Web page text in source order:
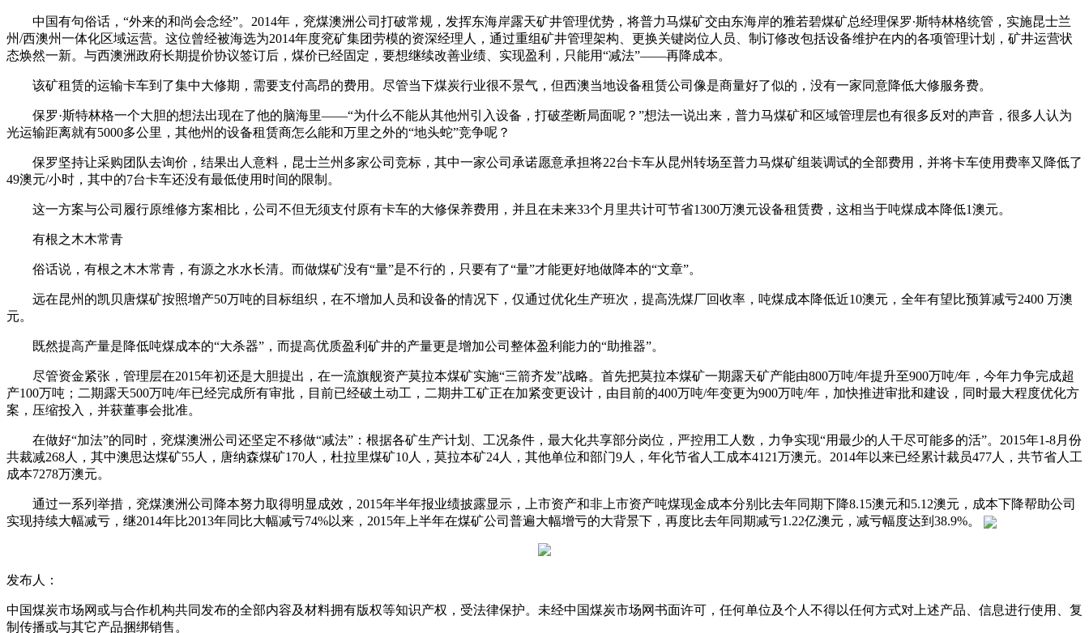
中国有句俗话，“外来的和尚会念经”。2014年，兖煤澳洲公司打破常规，发挥东海岸露天矿井管理优势，将普力马煤矿交由东海岸的雅若碧煤矿总经理保罗∙斯特林格统管，实施昆士兰
州/西澳州一体化区域运营。这位曾经被海选为2014年度兖矿集团劳模的资深经理人，通过重组矿井管理架构、更换关键岗位人员、制订修改包括设备维护在内的各项管理计划，矿井运营状
态焕然一新。与西澳洲政府长期提价协议签订后，煤价已经固定，要想继续改善业绩、实现盈利，只能用“减法”——再降成本。
该矿租赁的运输卡车到了集中大修期，需要支付高昂的费用。尽管当下煤炭行业很不景气，但西澳当地设备租赁公司像是商量好了似的，没有一家同意降低大修服务费。
保罗·斯特林格一个大胆的想法出现在了他的脑海里——“为什么不能从其他州引入设备，打破垄断局面呢？”想法一说出来，普力马煤矿和区域管理层也有很多反对的声音，很多人认为
光运输距离就有5000多公里，其他州的设备租赁商怎么能和万里之外的“地头蛇”竞争呢？
保罗坚持让采购团队去询价，结果出人意料，昆士兰州多家公司竞标，其中一家公司承诺愿意承担将22台卡车从昆州转场至普力马煤矿组装调试的全部费用，并将卡车使用费率又降低了
49澳元/小时，其中的7台卡车还没有最低使用时间的限制。
这一方案与公司履行原维修方案相比，公司不但无须支付原有卡车的大修保养费用，并且在未来33个月里共计可节省1300万澳元设备租赁费，这相当于吨煤成本降低1澳元。
有根之木木常青
俗话说，有根之木木常青，有源之水水长清。而做煤矿没有“量”是不行的，只要有了“量”才能更好地做降本的“文章”。
远在昆州的凯贝唐煤矿按照增产50万吨的目标组织，在不增加人员和设备的情况下，仅通过优化生产班次，提高洗煤厂回收率，吨煤成本降低近10澳元，全年有望比预算减亏2400 万澳
元。
既然提高产量是降低吨煤成本的“大杀器”，而提高优质盈利矿井的产量更是增加公司整体盈利能力的“助推器”。
尽管资金紧张，管理层在2015年初还是大胆提出，在一流旗舰资产莫拉本煤矿实施“三箭齐发”战略。首先把莫拉本煤矿一期露天矿产能由800万吨/年提升至900万吨/年，今年力争完成超
产100万吨；二期露天500万吨/年已经完成所有审批，目前已经破土动工，二期井工矿正在加紧变更设计，由目前的400万吨/年变更为900万吨/年，加快推进审批和建设，同时最大程度优化方
案，压缩投入，并获董事会批准。
在做好“加法”的同时，兖煤澳洲公司还坚定不移做“减法”：根据各矿生产计划、工况条件，最大化共享部分岗位，严控用工人数，力争实现“用最少的人干尽可能多的活”。2015年1-8月份
共裁减268人，其中澳思达煤矿55人，唐纳森煤矿170人，杜拉里煤矿10人，莫拉本矿24人，其他单位和部门9人，年化节省人工成本4121万澳元。2014年以来已经累计裁员477人，共节省人工
成本7278万澳元。
通过一系列举措，兖煤澳洲公司降本努力取得明显成效，2015年半年报业绩披露显示，上市资产和非上市资产吨煤现金成本分别比去年同期下降8.15澳元和5.12澳元，成本下降帮助公司
实现持续大幅减亏，继2014年比2013年同比大幅减亏74%以来，2015年上半年在煤矿公司普遍大幅增亏的大背景下，再度比去年同期减亏1.22亿澳元，减亏幅度达到38.9%。
发布人：
中国煤炭市场网或与合作机构共同发布的全部内容及材料拥有版权等知识产权，受法律保护。未经中国煤炭市场网书面许可，任何单位及个人不得以任何方式对上述产品、信息进行使用、复
制传播或与其它产品捆绑销售。